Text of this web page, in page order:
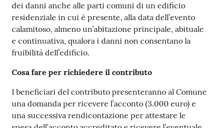
dei danni anche alle parti comuni di un edificio
residenziale in cui è presente, alla data dell’evento
calamitoso, almeno un’abitazione principale, abituale
e continuativa, qualora i danni non consentano la
fruibilità dell’edificio.
Cosa fare per richiedere il contributo
I beneficiari del contributo presenteranno al Comune
una domanda per ricevere l’acconto (3.000 euro) e
una successiva rendicontazione per attestare le